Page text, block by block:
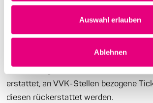
Auswahl erlauben
Ablehnen
Betroffen ist davon das Konzertam
Rahmen von Enjoy Jazz vonColin
Alle online gekauften Karten werden
erstattet, an VVK-Stellen bezogene
diesen rückerstattet werden.